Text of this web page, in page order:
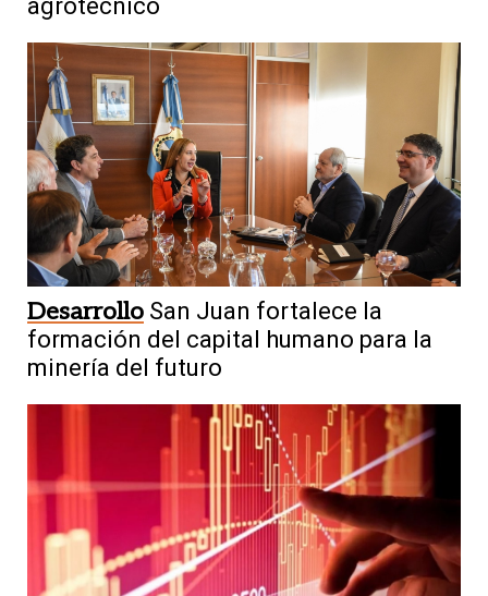
agrotécnico
Desarrollo San Juan fortalece la
formación del capital humano para la
minería del futuro